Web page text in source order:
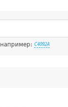
например: C4092A